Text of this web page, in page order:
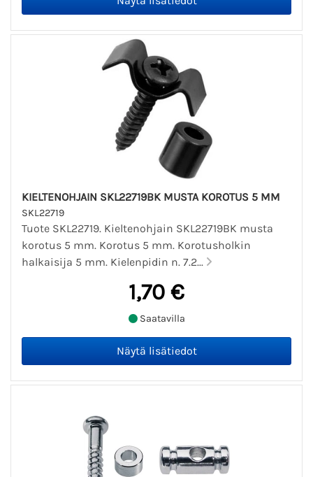
KIELTENOHJAIN SKL22719BK MUSTA KOROTUS 5 MM
SKL22719
Tuote SKL22719. Kieltenohjain SKL22719BK musta
korotus 5 mm. Korotus 5 mm. Korotusholkin
halkaisija 5 mm. Kielenpidin n. 7.2...
1,70 €
Saatavilla